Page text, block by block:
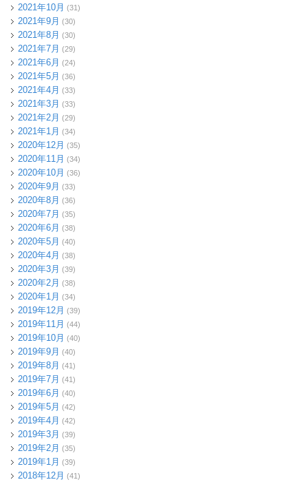
2021年10月 (31)
2021年9月 (30)
2021年8月 (30)
2021年7月 (29)
2021年6月 (24)
2021年5月 (36)
2021年4月 (33)
2021年3月 (33)
2021年2月 (29)
2021年1月 (34)
2020年12月 (35)
2020年11月 (34)
2020年10月 (36)
2020年9月 (33)
2020年8月 (36)
2020年7月 (35)
2020年6月 (38)
2020年5月 (40)
2020年4月 (38)
2020年3月 (39)
2020年2月 (38)
2020年1月 (34)
2019年12月 (39)
2019年11月 (44)
2019年10月 (40)
2019年9月 (40)
2019年8月 (41)
2019年7月 (41)
2019年6月 (40)
2019年5月 (42)
2019年4月 (42)
2019年3月 (39)
2019年2月 (35)
2019年1月 (39)
2018年12月 (41)